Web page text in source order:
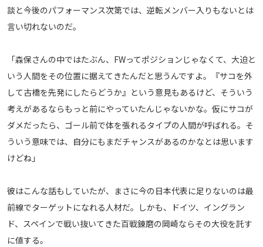
談と今後のパフォーマンス次第では、逆転メンバー入りもないとは
言い切れないのだ。
「森保さんの中ではたぶん、FWってポジションじゃなくて、大迫と
いう人間をその位置に据えてきたんだと思うんですよ。『サコを外
して古橋を先発にしたらどうか』という意見もあるけど、そういう
考えがあるならもっと前にやっていたんじゃないかな。仮にサコが
ダメだったら、ゴール前で体を張れるタイプの人間が呼ばれる。そ
ういう意味では、自分にもまだチャンスがあるのかなとは思います
けどね」
彼はこんな話もしていたが、まさに今の日本代表に足りないのは最
前線でターゲットになれる人材だ。しかも、ドイツ、イングラン
ド、スペインで戦い抜いてきた百戦錬磨の岡崎ならその大役を託す
に値する。